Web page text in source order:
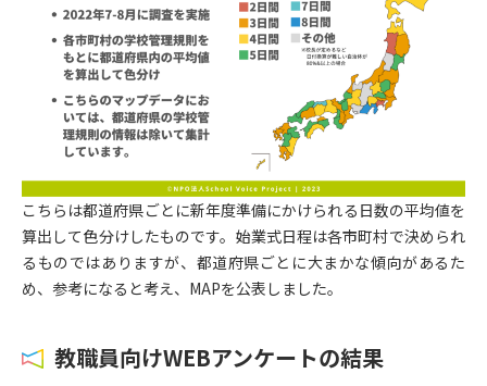
こちらは都道府県ごとに新年度準備にかけられる日数の平均値を
算出して色分けしたものです。始業式日程は各市町村で決められ
るものではありますが、都道府県ごとに大まかな傾向があるた
め、参考になると考え、MAPを公表しました。
教職員向けWEBアンケートの結果